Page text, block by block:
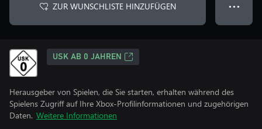
ZUR WUNSCHLISTE HINZUFÜGEN ● ● ●
USK AB 0 JAHREN
Herausgeber von Spielen, die Sie starten, erhalten während des
Spielens Zugriff auf Ihre Xbox-Profilinformationen und zugehörigen
Daten. Weitere Informationen